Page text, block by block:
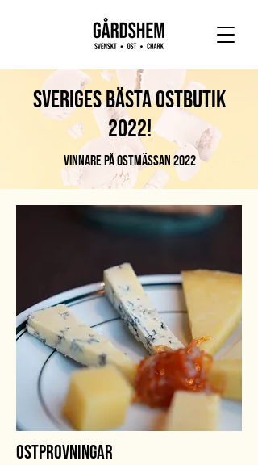
Sveriges bästaostbutik
2022!
Vinnare på Ostmässan 2022
Ostprovningar